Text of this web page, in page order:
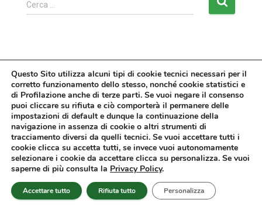
Cerca …
eToro o Fineco Trading? Quali sono
le Differenze? Quale scegliere?
23 Febbraio 2022
Fineco Trading: Recensione e
Opinioni sui Servizi di Trading
Online della Banca
Questo Sito utilizza alcuni tipi di cookie tecnici necessari per il
corretto funzionamento dello stesso, nonché cookie statistici e
di Profilazione anche di terze parti. Se vuoi negare il consenso
puoi cliccare su rifiuta e ciò comporterà il permanere delle
impostazioni di default e dunque la continuazione della
navigazione in assenza di cookie o altri strumenti di
tracciamento diversi da quelli tecnici. Se vuoi accettare tutti i
cookie clicca su accetta tutti, se invece vuoi autonomamente
selezionare i cookie da accettare clicca su personalizza. Se vuoi
saperne di più consulta la Privacy Policy.
Accettare tutto Rifiuta tutto Personalizza